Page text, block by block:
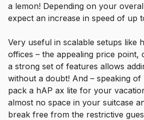
a lemon! Depending on your
expect an increase in speed of up
Very useful in scalable setups like
offices – the appealing price point,
a strong set of features allows
without a doubt! And – speaking
pack a hAP ax lite for your
almost no space in your suitcase
break free from the restrictive